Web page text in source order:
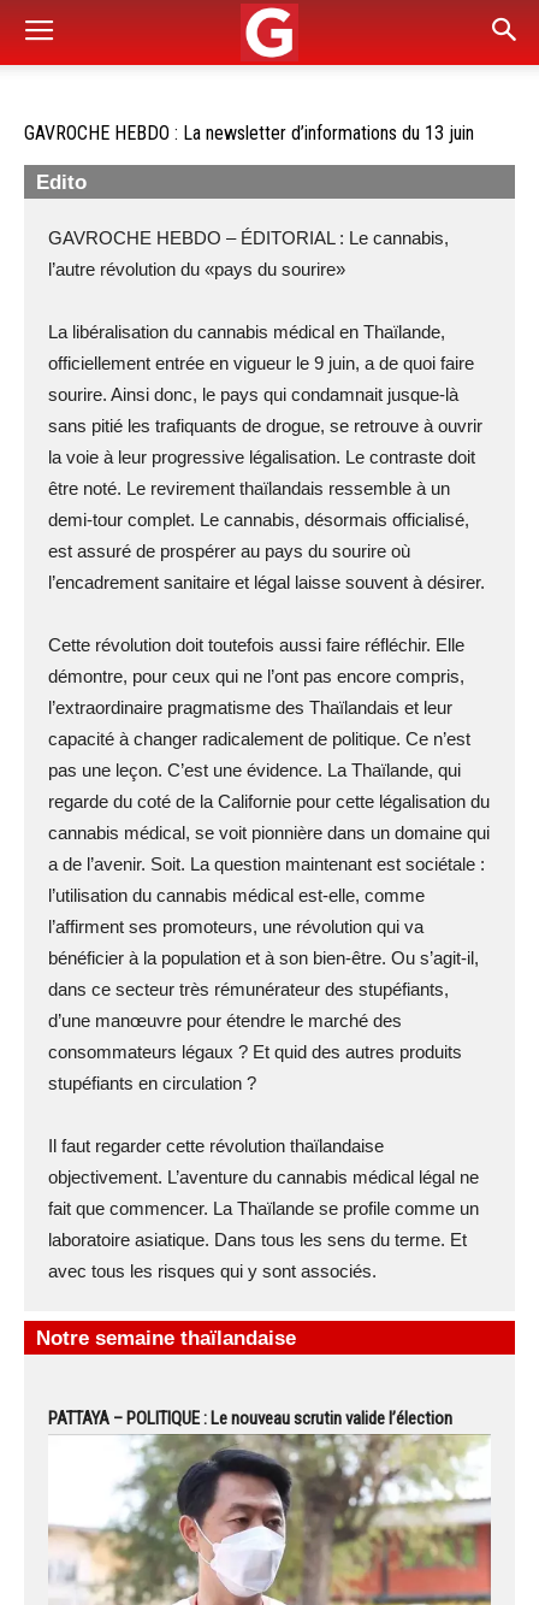
GAVROCHE HEBDO : La newsletter d’informations du 13 juin
Edito
GAVROCHE HEBDO – ÉDITORIAL : Le cannabis,
l’autre révolution du «pays du sourire»
La libéralisation du cannabis médical en Thaïlande,
officiellement entrée en vigueur le 9 juin, a de quoi faire
sourire. Ainsi donc, le pays qui condamnait jusque-là
sans pitié les trafiquants de drogue, se retrouve à ouvrir
la voie à leur progressive légalisation. Le contraste doit
être noté. Le revirement thaïlandais ressemble à un
demi-tour complet. Le cannabis, désormais officialisé,
est assuré de prospérer au pays du sourire où
l’encadrement sanitaire et légal laisse souvent à désirer.
Cette révolution doit toutefois aussi faire réfléchir. Elle
démontre, pour ceux qui ne l’ont pas encore compris,
l’extraordinaire pragmatisme des Thaïlandais et leur
capacité à changer radicalement de politique. Ce n’est
pas une leçon. C’est une évidence. La Thaïlande, qui
regarde du coté de la Californie pour cette légalisation du
cannabis médical, se voit pionnière dans un domaine qui
a de l’avenir. Soit. La question maintenant est sociétale :
l’utilisation du cannabis médical est-elle, comme
l’affirment ses promoteurs, une révolution qui va
bénéficier à la population et à son bien-être. Ou s’agit-il,
dans ce secteur très rémunérateur des stupéfiants,
d’une manœuvre pour étendre le marché des
consommateurs légaux ? Et quid des autres produits
stupéfiants en circulation ?
Il faut regarder cette révolution thaïlandaise
objectivement. L’aventure du cannabis médical légal ne
fait que commencer. La Thaïlande se profile comme un
laboratoire asiatique. Dans tous les sens du terme. Et
avec tous les risques qui y sont associés.
Notre semaine thaïlandaise
PATTAYA – POLITIQUE : Le nouveau scrutin valide l’élection